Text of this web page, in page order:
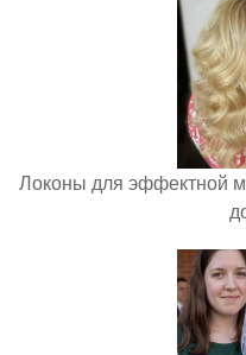
Локоны для эффектной